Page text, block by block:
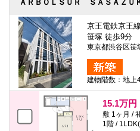
ＡＲＢＯＬＳＵＲ ＳＡＳＡＺＵ
京王電鉄京王線
笹塚 徒歩9分
東京都渋谷区笹
建物階数：地上
15.1万円
敷 1ヶ月 /
1階 /